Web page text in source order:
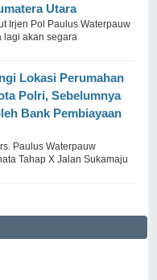
Utara
Irjen Pol Paulus Waterpauw
lagi akan segara
Lokasi Perumahan
Polri, Sebelumnya
Bank Pembiayaan
Paulus Waterpauw
Tahap X Jalan Sukamaju